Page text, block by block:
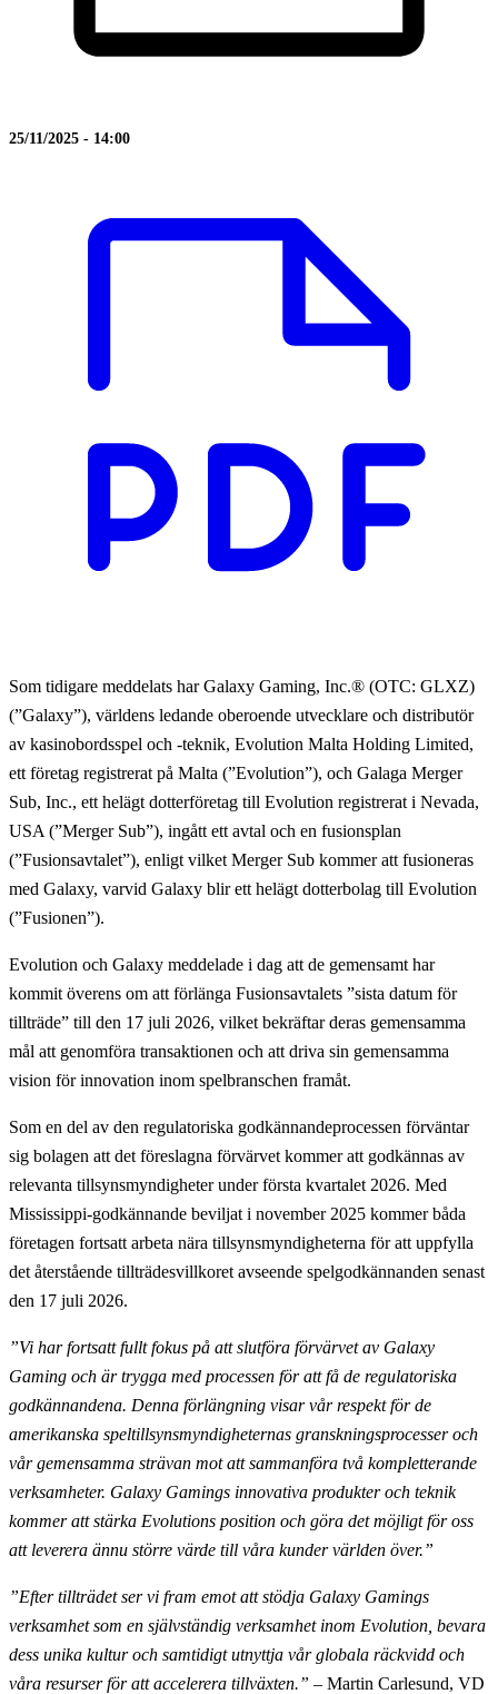
25/11/2025 - 14:00
Som tidigare meddelats har Galaxy Gaming, Inc.® (OTC: GLXZ)
(”Galaxy”), världens ledande oberoende utvecklare och distributör
av kasinobordsspel och -teknik, Evolution Malta Holding Limited,
ett företag registrerat på Malta (”Evolution”), och Galaga Merger
Sub, Inc., ett helägt dotterföretag till Evolution registrerat i Nevada,
USA (”Merger Sub”), ingått ett avtal och en fusionsplan
(”Fusionsavtalet”), enligt vilket Merger Sub kommer att fusioneras
med Galaxy, varvid Galaxy blir ett helägt dotterbolag till Evolution
(”Fusionen”).
Evolution och Galaxy meddelade i dag att de gemensamt har
kommit överens om att förlänga Fusionsavtalets ”sista datum för
tillträde” till den 17 juli 2026, vilket bekräftar deras gemensamma
mål att genomföra transaktionen och att driva sin gemensamma
vision för innovation inom spelbranschen framåt.
Som en del av den regulatoriska godkännandeprocessen förväntar
sig bolagen att det föreslagna förvärvet kommer att godkännas av
relevanta tillsynsmyndigheter under första kvartalet 2026. Med
Mississippi-godkännande beviljat i november 2025 kommer båda
företagen fortsatt arbeta nära tillsynsmyndigheterna för att uppfylla
det återstående tillträdesvillkoret avseende spelgodkännanden senast
den 17 juli 2026.
”Vi har fortsatt fullt fokus på att slutföra förvärvet av Galaxy
Gaming och är trygga med processen för att få de regulatoriska
godkännandena. Denna förlängning visar vår respekt för de
amerikanska speltillsynsmyndigheternas granskningsprocesser och
vår gemensamma strävan mot att sammanföra två kompletterande
verksamheter. Galaxy Gamings innovativa produkter och teknik
kommer att stärka Evolutions position och göra det möjligt för oss
att leverera ännu större värde till våra kunder världen över.”
”Efter tillträdet ser vi fram emot att stödja Galaxy Gamings
verksamhet som en självständig verksamhet inom Evolution, bevara
dess unika kultur och samtidigt utnyttja vår globala räckvidd och
våra resurser för att accelerera tillväxten.” – Martin Carlesund, VD